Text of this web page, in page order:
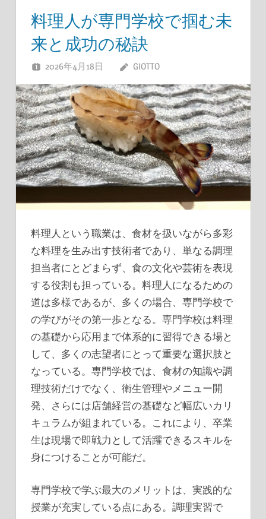
料理人が専門学校で掴む未
来と成功の秘訣
2026年4月18日 GIOTTO
料理人という職業は、食材を扱いながら多彩
な料理を生み出す技術者であり、単なる調理
担当者にとどまらず、食の文化や芸術を表現
する役割も担っている。 料理人になるための
道は多様であるが、多くの場合、専門学校で
の学びがその第一歩となる。専門学校は料理
の基礎から応用まで体系的に習得できる場と
して、多くの志望者にとって重要な選択肢と
なっている。専門学校では、食材の知識や調
理技術だけでなく、衛生管理やメニュー開
発、さらには店舗経営の基礎など幅広いカリ
キュラムが組まれている。これにより、卒業
生は現場で即戦力として活躍できるスキルを
身につけることが可能だ。
専門学校で学ぶ最大のメリットは、実践的な
授業が充実している点にある。調理実習で